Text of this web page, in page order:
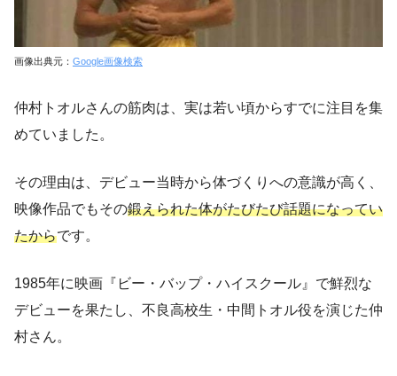
画像出典元： Google画像検索
仲村トオルさんの筋肉は、実は若い頃からすでに注目を集
めていました。
その理由は、デビュー当時から体づくりへの意識が高く、
映像作品でもその鍛えられた体がたびたび話題になってい
たからです。
1985年に映画『ビー・バップ・ハイスクール』で鮮烈な
デビューを果たし、不良高校生・中間トオル役を演じた仲
村さん。